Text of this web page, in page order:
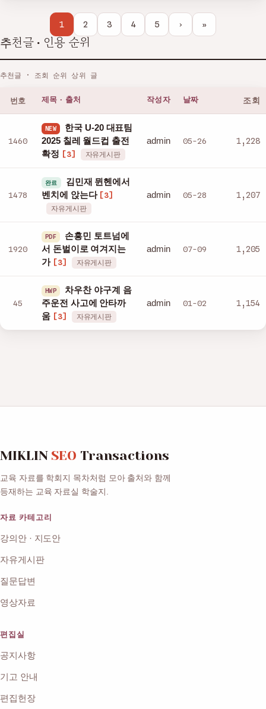
1 2 3 4 5 › »
추천글 · 인용 순위
추천글 · 조회 순위 상위 글
번호 제목 · 출처 작성자 날짜 조회
1460
NEW
한국 U-20 대표팀
2025 칠레 월드컵 출전
확정 [3] 자유게시판
admin 05-26 1,228
1478
완료
김민재 뮌헨에서
벤치에 앉는다 [3]
자유게시판
admin 05-28 1,207
1920
PDF
손흥민 토트넘에
서 돈벌이로 여겨지는
가 [3] 자유게시판
admin 07-09 1,205
45
HWP
차우찬 야구계 음
주운전 사고에 안타까
움 [3] 자유게시판
admin 01-02 1,154
MIKLIN SEO Transactions
교육 자료를 학회지 목차처럼 모아 출처와 함께
등재하는 교육 자료실 학술지.
자료 카테고리
강의안 · 지도안
자유게시판
질문답변
영상자료
편집실
공지사항
기고 안내
편집헌장